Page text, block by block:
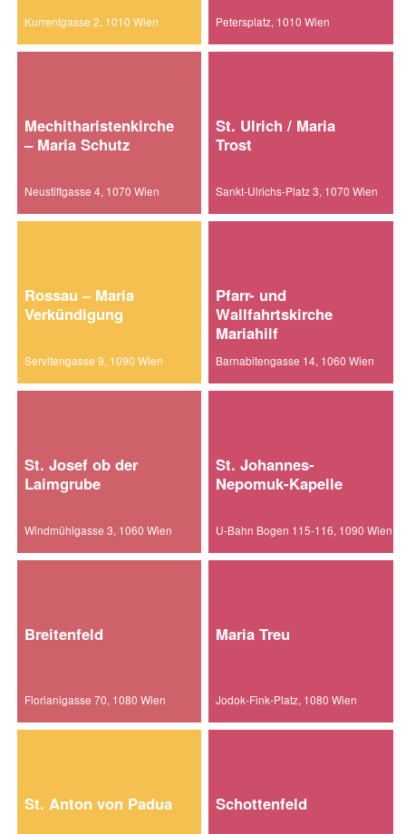
Kurrentgasse 2, 1010 Wien Petersplatz, 1010 Wien
Mechitharistenkirche
– Maria Schutz
Neustiftgasse 4, 1070 Wien
St. Ulrich / Maria
Trost
Sankt-Ulrichs-Platz 3, 1070 Wien
Rossau – Maria
Verkündigung
Servitengasse 9, 1090 Wien
Pfarr- und
Wallfahrtskirche
Mariahilf
Barnabitengasse 14, 1060 Wien
St. Josef ob der
Laimgrube
Windmühlgasse 3, 1060 Wien
St. Johannes-
Nepomuk-Kapelle
U-Bahn Bogen 115-116, 1090 Wien
Breitenfeld
Florianigasse 70, 1080 Wien
Maria Treu
Jodok-Fink-Platz, 1080 Wien
St. Anton von Padua Schottenfeld